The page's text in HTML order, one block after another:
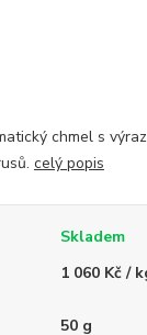
chmel s
celý popis
Skladem
1 060 Kč /
50 g